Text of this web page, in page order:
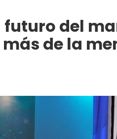
futuro del
más de la